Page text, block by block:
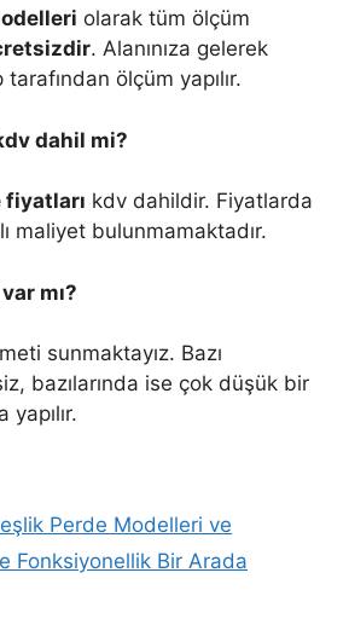
olarak tüm ölçüm
. Alanınıza gelerek
ölçüm yapılır.
dahil mi?
fiyatları kdv dahildir. Fiyatlarda
maliyet bulunmamaktadır.
mı?
sunmaktayız. Bazı
bazılarında ise çok düşük bir
yapılır.
Perde Modelleri ve
Fonksiyonellik Bir Arada